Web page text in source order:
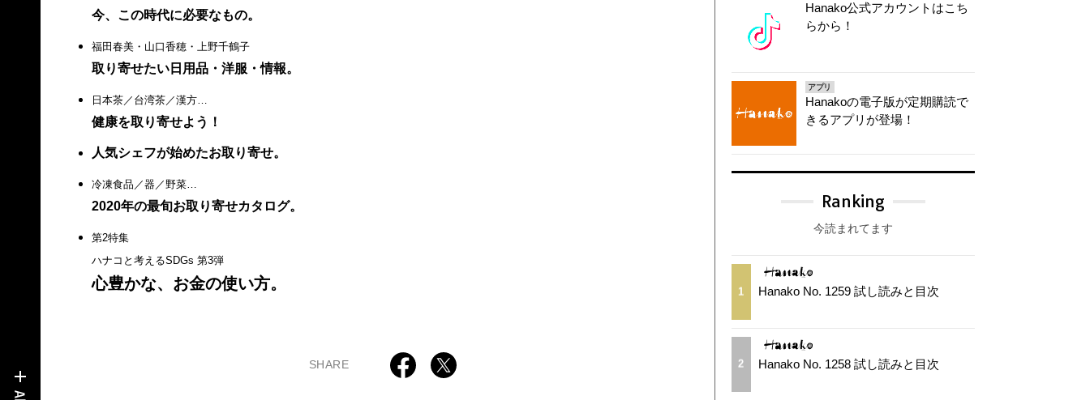
今、この時代に必要なもの。
福田春美・山口香穂・上野千鶴子
取り寄せたい日用品・洋服・情報。
日本茶／台湾茶／漢方…
健康を取り寄せよう！
人気シェフが始めたお取り寄せ。
冷凍食品／器／野菜…
2020年の最旬お取り寄せカタログ。
第2特集
ハナコと考えるSDGs 第3弾
心豊かな、お金の使い方。
SHARE
Hanako公式アカウントはこち
らから！
アプリ
Hanakoの電子版が定期購読で
きるアプリが登場！
Ranking
今読まれてます
1 Hanako No. 1259 試し読みと目次
2 Hanako No. 1258 試し読みと目次